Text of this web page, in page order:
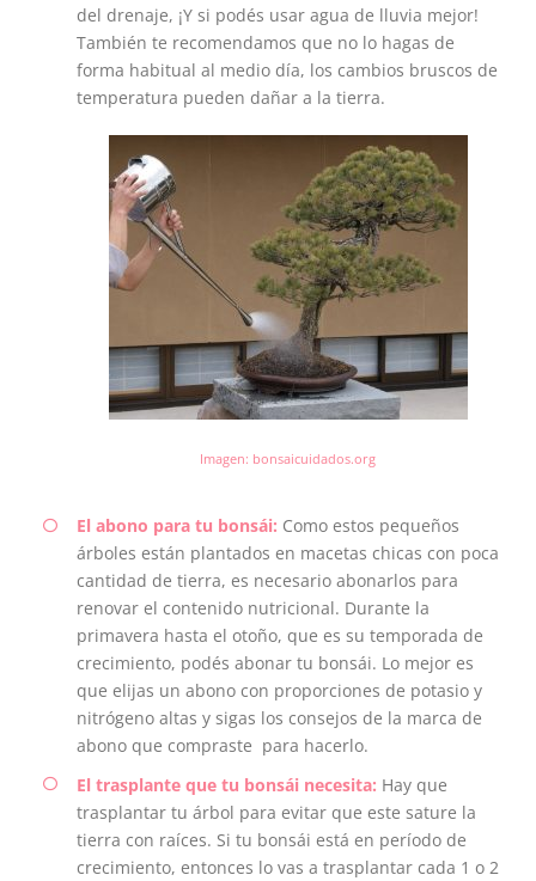
del drenaje, ¡Y si podés usar agua de lluvia mejor!
También te recomendamos que no lo hagas de
forma habitual al medio día, los cambios bruscos de
temperatura pueden dañar a la tierra.
Imagen: bonsaicuidados.org
El abono para tu bonsái: Como estos pequeños
árboles están plantados en macetas chicas con poca
cantidad de tierra, es necesario abonarlos para
renovar el contenido nutricional. Durante la
primavera hasta el otoño, que es su temporada de
crecimiento, podés abonar tu bonsái. Lo mejor es
que elijas un abono con proporciones de potasio y
nitrógeno altas y sigas los consejos de la marca de
abono que compraste para hacerlo.
El trasplante que tu bonsái necesita: Hay que
trasplantar tu árbol para evitar que este sature la
tierra con raíces. Si tu bonsái está en período de
crecimiento, entonces lo vas a trasplantar cada 1 o 2